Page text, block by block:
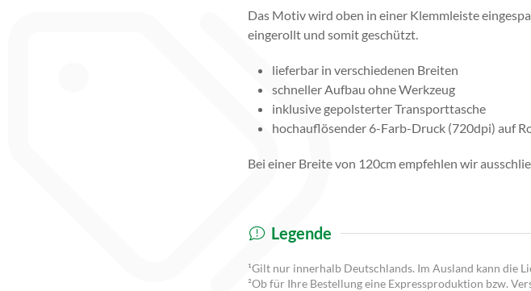
Das Motiv wird oben in einer Klemmleiste
eingerollt und somit geschützt.
lieferbar in verschiedenen Breiten
schneller Aufbau ohne Werkzeug
inklusive gepolsterter Transporttasche
hochauflösender 6-Farb-Druck (720dpi) auf
Bei einer Breite von 120cm empfehlen wir
Legende
¹Gilt nur innerhalb Deutschlands. Im Ausland kann die
²Ob für Ihre Bestellung eine Expressproduktion bzw.